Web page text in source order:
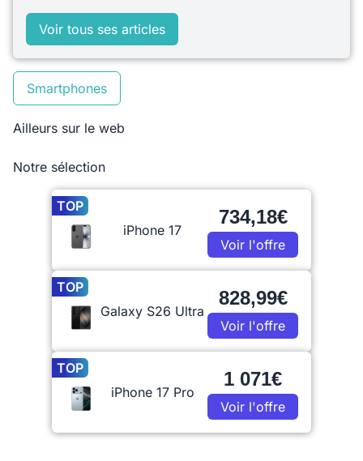
Voir tous ses articles
Smartphones
Ailleurs sur le web
Notre sélection
TOP
iPhone 17
734,18€
Voir l'offre
TOP
Galaxy S26 Ultra
828,99€
Voir l'offre
TOP
iPhone 17 Pro
1 071€
Voir l'offre